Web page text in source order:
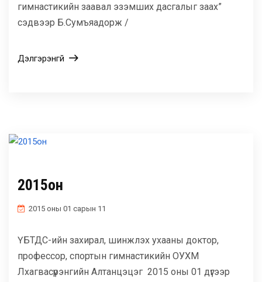
гимнастикийн заавал эзэмших дасгалыг заах”
сэдвээр Б.Сумъяадорж /
Дэлгэрэнгүй
2015он
2015 оны 01 сарын 11
ҮБТДС-ийн захирал, шинжлэх ухааны доктор,
профессор, спортын гимнастикийн ОУХМ
Лхагвасүрэнгийн Алтанцэцэг 2015 оны 01 дүгээр